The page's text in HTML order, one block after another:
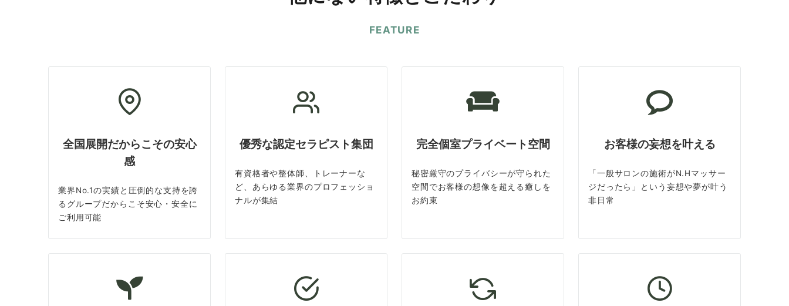
FEATURE
全国展開だからこその安心
感
業界No.1の実績と圧倒的な支持を誇
るグループだからこそ安心・安全に
ご利用可能
優秀な認定セラピスト集団
有資格者や整体師、トレーナーな
ど、あらゆる業界のプロフェッショ
ナルが集結
完全個室プライベート空間
秘密厳守のプライバシーが守られた
空間でお客様の想像を超える癒しを
お約束
お客様の妄想を叶える
「一般サロンの施術がN.Hマッサー
ジだったら」という妄想や夢が叶う
非日常